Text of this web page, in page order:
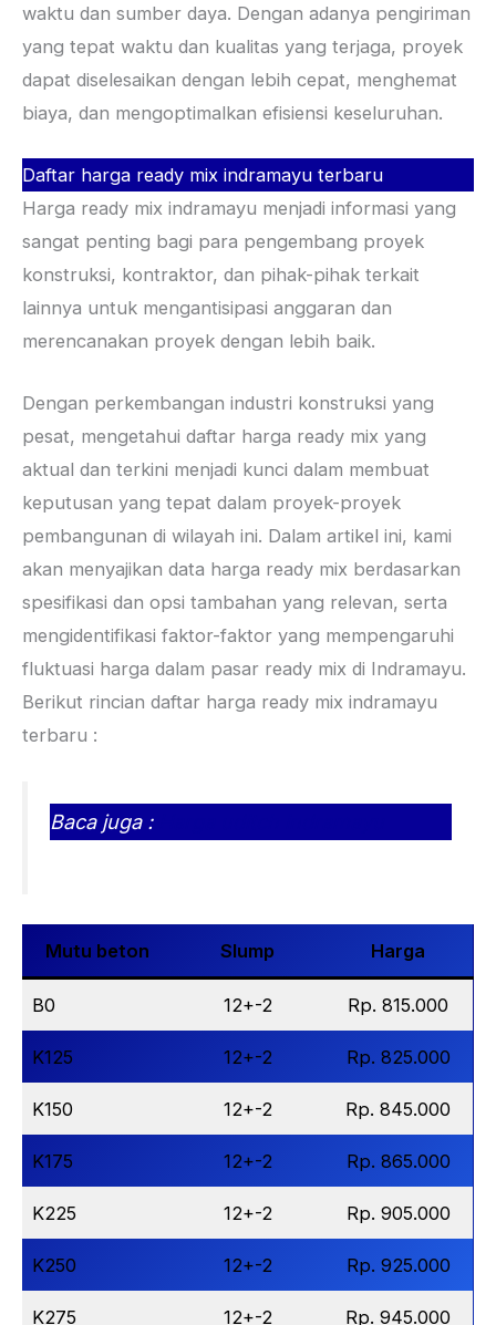
waktu dan sumber daya. Dengan adanya pengiriman
yang tepat waktu dan kualitas yang terjaga, proyek
dapat diselesaikan dengan lebih cepat, menghemat
biaya, dan mengoptimalkan efisiensi keseluruhan.
Daftar harga ready mix indramayu terbaru
Harga ready mix indramayu menjadi informasi yang
sangat penting bagi para pengembang proyek
konstruksi, kontraktor, dan pihak-pihak terkait
lainnya untuk mengantisipasi anggaran dan
merencanakan proyek dengan lebih baik.
Dengan perkembangan industri konstruksi yang
pesat, mengetahui daftar harga ready mix yang
aktual dan terkini menjadi kunci dalam membuat
keputusan yang tepat dalam proyek-proyek
pembangunan di wilayah ini. Dalam artikel ini, kami
akan menyajikan data harga ready mix berdasarkan
spesifikasi dan opsi tambahan yang relevan, serta
mengidentifikasi faktor-faktor yang mempengaruhi
fluktuasi harga dalam pasar ready mix di Indramayu.
Berikut rincian daftar harga ready mix indramayu
terbaru :
Baca juga :
Mutu beton Slump Harga
B0 12+-2 Rp. 815.000
K125 12+-2 Rp. 825.000
K150 12+-2 Rp. 845.000
K175 12+-2 Rp. 865.000
K225 12+-2 Rp. 905.000
K250 12+-2 Rp. 925.000
K275 12+-2 Rp. 945.000